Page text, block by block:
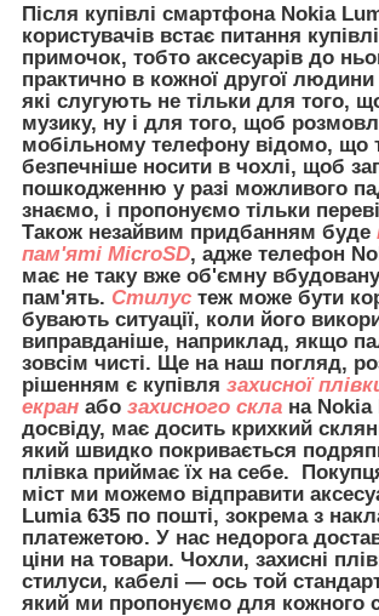
Після купівлі смартфона Nokia
користувачів встає питання
примочок, тобто аксесуарів до
практично в кожної другої людини
які слугують не тільки для того,
музику, ну і для того, щоб
мобільному телефону відомо, що
безпечніше носити в чохлі, щоб
пошкодженню у разі можливого
знаємо, і пропонуємо тільки
Також незайвим придбанням буде
пам'яті MicroSD, адже телефон
має не таку вже об'ємну вбудовану
пам'ять. Стилус теж може бути
бувають ситуації, коли його
виправданіше, наприклад, якщо
зовсім чисті. Ще на наш погляд,
рішенням є купівля захисної
екран або захисного скла на Nokia
досвіду, має досить крихкий
який швидко покривається
плівка приймає їх на себе.
міст ми можемо відправити
Lumia 635 по пошті, зокрема з
платежетою. У нас недорога
ціни на товари. Чохли, захисні
стилуси, кабелі — ось той
який ми пропонуємо для кожного